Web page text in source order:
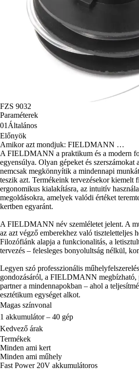
FZS 9032
Paraméterek
01 Általános
Előnyök
Amikor azt mondjuk: FIELDMANN …
A FIELDMANN a praktikum és a modern
egyensúlya. Olyan gépeket és szerszámokat
nemcsak megkönnyítik a mindennapi
teszik azt. Termékeink tervezésekor kiemelt
ergonomikus kialakításra, az intuitív
megoldásokra, amelyek valódi értéket
kertben egyaránt.
A FIELDMANN név szemléletet jelent. A
az azt végző emberekhez való tiszteletteljes
Filozófiánk alapja a funkcionalitás, a
tervezés – felesleges bonyolultság nélkül,
Legyen szó professzionális
gondozásáról, a FIELDMANN megbízható,
partner a mindennapokban – ahol a
esztétikum egységet alkot.
Magas színvonal
1 akkumulátor – 40 gép
Kedvező árak
Termékek
Minden ami kert
Minden ami műhely
Fast Power 20V akkumulátoros